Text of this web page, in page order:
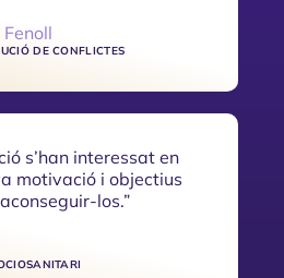
DE CONFLICTES
s’han interessat en
motivació i objectius
los.”